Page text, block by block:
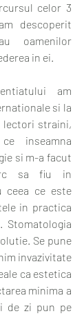
celor 3
descoperit
oamenilor
in ei.
am
si la
lectori straini,
inseamna
si m-a facut
sa fiu in
ceea ce este
in practica
Stomatologia
Se pune
invazivitate
ca estetica
minima a
de zi pun pe